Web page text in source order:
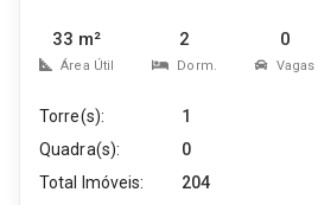
33 m²
Área Útil
2
Dorm.
0
Vagas
Torre(s):
1
Quadra(s):
0
Total Imóveis:
204